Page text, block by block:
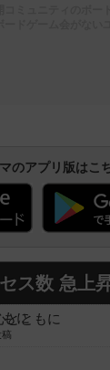
のアプリ版はこ
ス数 急上
とともに